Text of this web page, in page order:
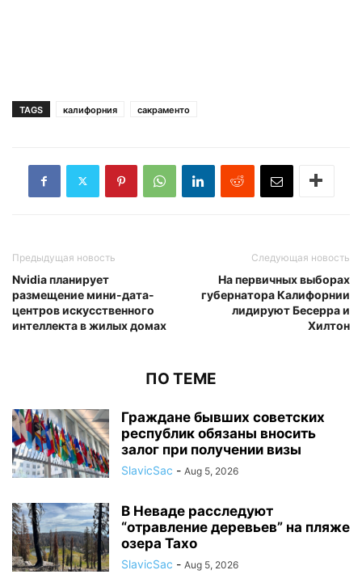
TAGS калифорния сакраменто
Предыдущая новость
Nvidia планирует
размещение мини-дата-
центров искусственного
интеллекта в жилых домах
Следующая новость
На первичных выборах
губернатора Калифорнии
лидируют Бесерра и
Хилтон
ПО ТЕМЕ
Граждане бывших советских
республик обязаны вносить
залог при получении визы
SlavicSac - Aug 5, 2026
В Неваде расследуют
“отравление деревьев” на пляже
озера Тахо
SlavicSac - Aug 5, 2026